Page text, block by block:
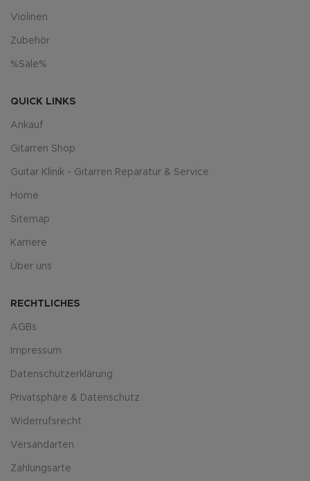
Violinen
Zubehör
%Sale%
QUICK LINKS
Ankauf
Gitarren Shop
Guitar Klinik - Gitarren Reparatur & Service
Home
Sitemap
Karriere
Über uns
RECHTLICHES
AGBs
Impressum
Datenschutzerklärung
Privatsphäre & Datenschutz
Widerrufsrecht
Versandarten
Zahlungsarte